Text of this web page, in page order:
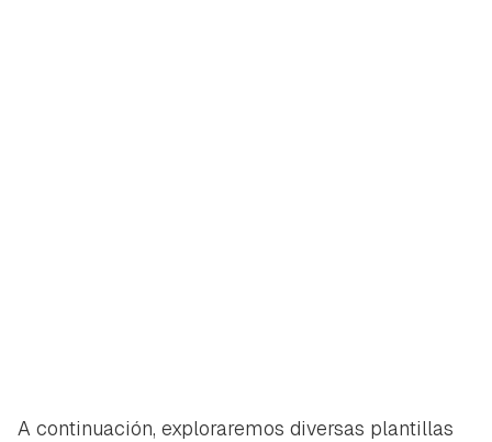
A continuación, exploraremos diversas plantillas